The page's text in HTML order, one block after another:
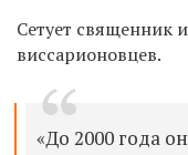
Сетует священник
виссарионовцев.
«До 2000 года